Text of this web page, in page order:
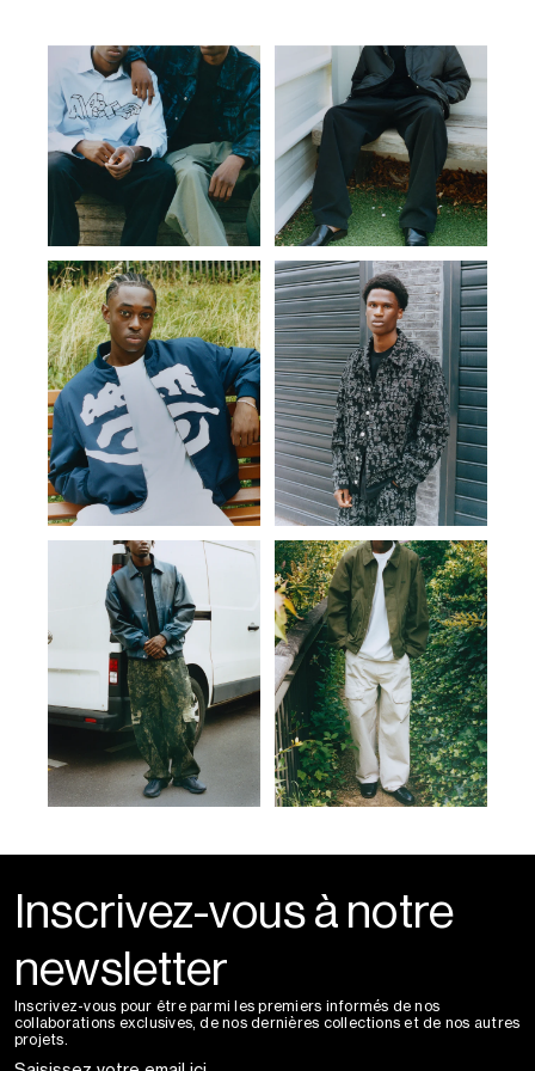
Inscrivez-vous à notre
newsletter
Inscrivez-vous pour être parmi les premiers informés de nos
collaborations exclusives, de nos dernières collections et de nos autres
projets.